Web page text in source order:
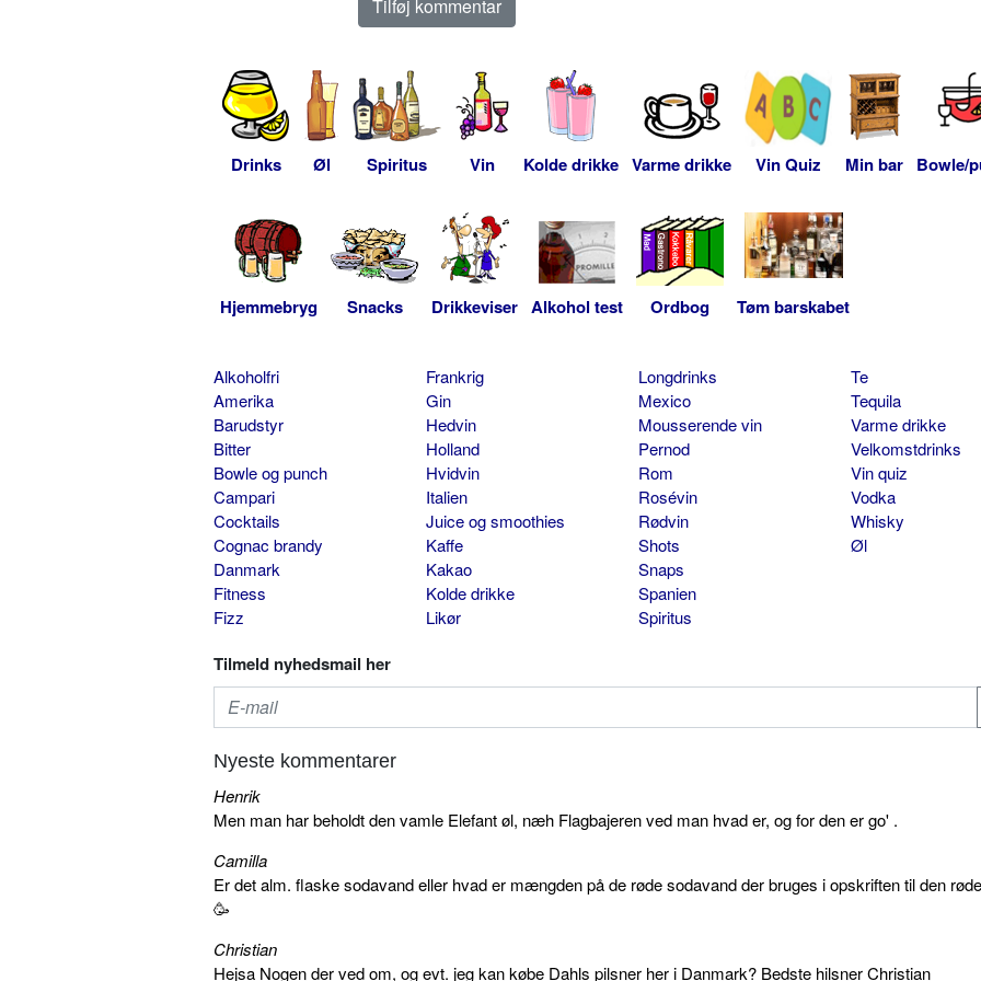
Drinks Øl Spiritus Vin Kolde drikke Varme drikke Vin Quiz Min bar Bowle/
Hjemmebryg Snacks Drikkeviser Alkohol test Ordbog Tøm barskabet
Alkoholfri
Amerika
Barudstyr
Bitter
Bowle og punch
Campari
Cocktails
Cognac brandy
Danmark
Fitness
Fizz
Frankrig
Gin
Hedvin
Holland
Hvidvin
Italien
Juice og smoothies
Kaffe
Kakao
Kolde drikke
Likør
Longdrinks
Mexico
Mousserende vin
Pernod
Rom
Rosévin
Rødvin
Shots
Snaps
Spanien
Spiritus
Te
Tequila
Varme drikke
Velkomstdrinks
Vin quiz
Vodka
Whisky
Øl
Tilmeld nyhedsmail her
Nyeste kommentarer
Henrik
Men man har beholdt den vamle Elefant øl, næh Flagbajeren ved man hvad er, og for den er go' .
Camilla
Er det alm. flaske sodavand eller hvad er mængden på de røde sodavand der bruges i opskriften til den
🥳
Christian
Hejsa Nogen der ved om, og evt. jeg kan købe Dahls pilsner her i Danmark? Bedste hilsner Christian